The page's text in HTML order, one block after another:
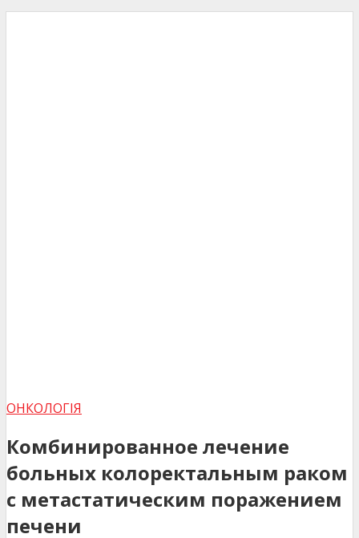
ОНКОЛОГІЯ
Комбинированное лечение
больных колоректальным раком
с метастатическим поражением
печени